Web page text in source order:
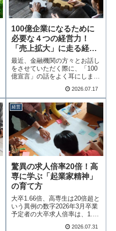
100億企業になるために
必要な４つの経営力！
「売上拡大」に走る経営
のリスクとは
最近、金融機関の方々とお話し
をさせていただく際に、「100
億宣言」の話をよく耳にしま
2026.07.17
経営
驚異の求人倍率20倍！高
専に学ぶ「起業家精神」
の育て方
大卒1.66倍、高専生は20倍超と
いう異例の数字2026年3月卒業
予定者の大卒求人倍率は、1.66
2026.07.31